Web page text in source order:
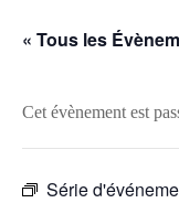
« Tous les
Cet évènement est
Série